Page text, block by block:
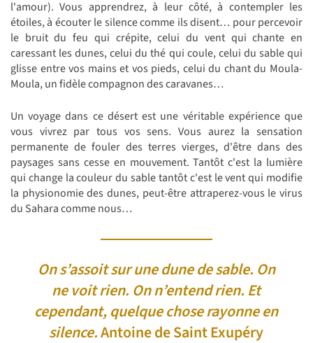
l'amour). Vous apprendrez, à leur côté, à contempler les
étoiles, à écouter le silence comme ils disent… pour percevoir
le bruit du feu qui crépite, celui du vent qui chante en
caressant les dunes, celui du thé qui coule, celui du sable qui
glisse entre vos mains et vos pieds, celui du chant du Moula-
Moula, un fidèle compagnon des caravanes…
Un voyage dans ce désert est une véritable expérience que
vous vivrez par tous vos sens. Vous aurez la sensation
permanente de fouler des terres vierges, d'être dans des
paysages sans cesse en mouvement. Tantôt c'est la lumière
qui change la couleur du sable tantôt c'est le vent qui modifie
la physionomie des dunes, peut-être attraperez-vous le virus
du Sahara comme nous…
On s’assoit sur une dune de sable. On
ne voit rien. On n’entend rien. Et
cependant, quelque chose rayonne en
silence.Antoine de Saint Exupéry